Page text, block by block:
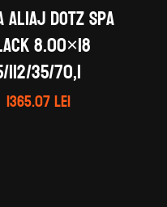
DOTZ Spa
8.00×18
112/35/70,1
1365.07lei